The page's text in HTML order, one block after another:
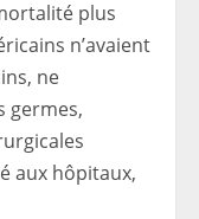
plus
n’avaient
ne
germes,
aux hôpitaux,